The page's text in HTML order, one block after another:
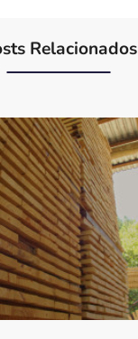
Relacionados